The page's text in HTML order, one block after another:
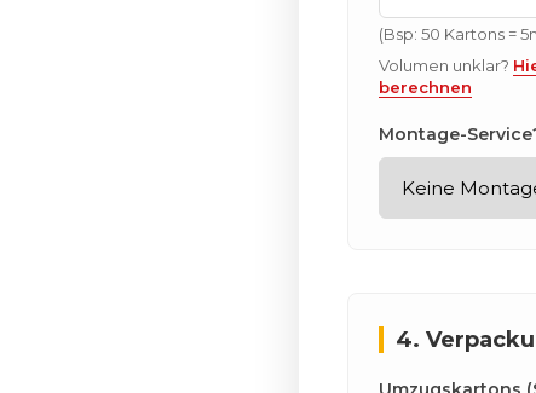
(Bsp: 50 Kartons =
Volumen unklar?
berechnen
Montage-
4.